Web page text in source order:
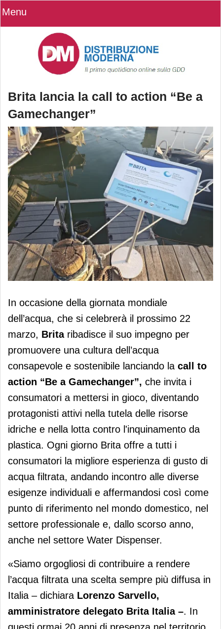
Menu
Brita lancia la call to action “Be a
Gamechanger”
Brita lancia la call to action “Be a
In occasione della giornata mondiale
dell’acqua, che si celebrerà il prossimo 22
marzo, Britaribadisce il suo impegno per
promuovere una cultura dell’acqua
consapevole e sostenibile lanciando la call to
action “Be a Gamechanger”, che invita i
consumatori a mettersi in gioco, diventando
protagonisti attivi nella tutela delle risorse
idriche e nella lotta contro l'inquinamento da
plastica. Ogni giorno Brita offre a tutti i
consumatori la migliore esperienza di gusto di
acqua filtrata, andando incontro alle diverse
esigenze individuali e affermandosi così come
punto di riferimento nel mondo domestico, nel
settore professionale e, dallo scorso anno,
anche nel settore Water Dispenser.
«Siamo orgogliosi di contribuire a rendere
l’acqua filtrata una scelta sempre più diffusa in
Italia – dichiara Lorenzo Sarvello,
amministratore delegato Brita Italia –. In